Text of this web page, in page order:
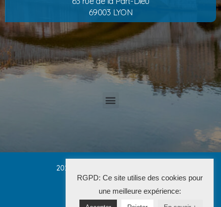
69003 LYON
2025 Cabinet PETRUCCI CONVERT
La Solution Immo
RGPD: Ce site utilise des cookies pour
une meilleure expérience: